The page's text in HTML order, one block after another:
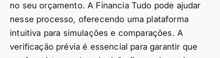
no seu orçamento. A Financia Tudo pode ajudar
nesse processo, oferecendo uma plataforma
intuitiva para simulações e comparações. A
verificação prévia é essencial para garantir que